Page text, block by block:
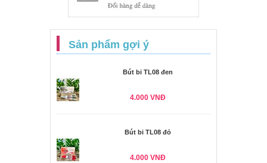
Sản phẩm gợi ý
Bút bi TL08 đen
4.000 VNĐ
Bút bi TL08 đỏ
4.000 VNĐ